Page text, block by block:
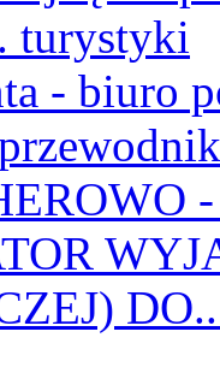
turystyki
- biuro
-